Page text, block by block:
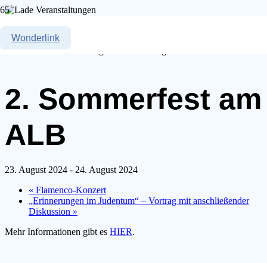
Wonderlink
« Alle Veranstaltungen
Diese Veranstaltung hat bereits stattgefunden.
2. Sommerfest am
ALB
23. August 2024 - 24. August 2024
« Flamenco-Konzert
„Erinnerungen im Judentum“ – Vortrag mit anschließender
Diskussion »
Mehr Informationen gibt es HIER.